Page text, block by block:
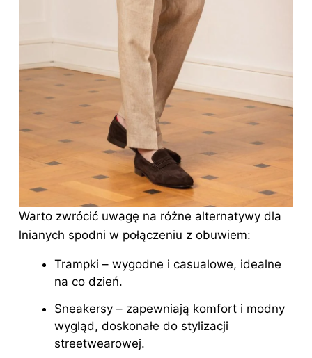
Warto zwrócić uwagę na różne alternatywy dla
lnianych spodni w połączeniu z obuwiem:
Trampki – wygodne i casualowe, idealne
na co dzień.
Sneakersy – zapewniają komfort i modny
wygląd, doskonałe do stylizacji
streetwearowej.